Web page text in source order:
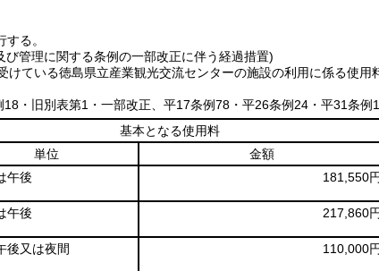
る。
管理に関する条例の一部改正に伴う経過措置)
けている徳島県立産業観光交流センターの施設の利用に係る使用
・旧別表第1・一部改正、平17条例78・平26条例24・平31条例
基本となる使用料
単位
金額
午後 181,550円
午後 217,860円
後又は夜間 110,000円